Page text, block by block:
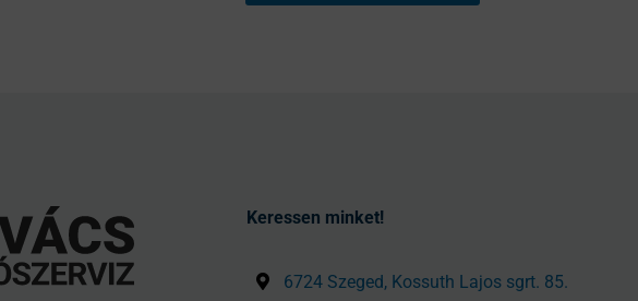
Keressen minket!
6724 Szeged, Kossuth Lajos sgrt. 85.